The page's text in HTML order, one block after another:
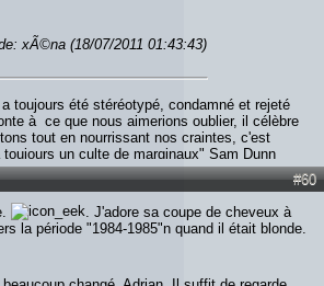
xÃ©na (18/07/2011 01:43:43)
toujours été stéréotypé, condamné et rejeté
à ce que nous aimerions oublier, il célèbre
tout en nourrissant nos craintes, c'est
un culte de marginaux" Sam Dunn
#60
. J'adore sa coupe de cheveux à
la période "1984-1985"n quand il était blonde.